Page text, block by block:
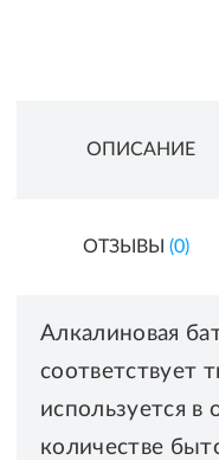
ОПИСАНИЕ
ОТЗЫВЫ (0)
Алкалиновая
соответствует
используется
количестве